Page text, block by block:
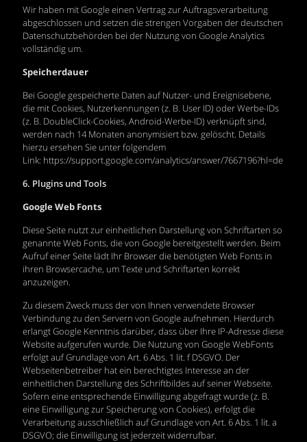
Wir haben mit Google einen Vertrag zur Auftragsverarbeitung
abgeschlossen und setzen die strengen Vorgaben der deutschen
Datenschutzbehörden bei der Nutzung von Google Analytics
vollständig um.
Speicherdauer
Bei Google gespeicherte Daten auf Nutzer- und Ereignisebene,
die mit Cookies, Nutzerkennungen (z. B. User ID) oder Werbe-IDs
(z. B. DoubleClick-Cookies, Android-Werbe-ID) verknüpft sind,
werden nach 14 Monaten anonymisiert bzw. gelöscht. Details
hierzu ersehen Sie unter folgendem
Link: https://support.google.com/analytics/answer/7667196?hl=de
6. Plugins und Tools
Google Web Fonts
Diese Seite nutzt zur einheitlichen Darstellung von Schriftarten so
genannte Web Fonts, die von Google bereitgestellt werden. Beim
Aufruf einer Seite lädt Ihr Browser die benötigten Web Fonts in
ihren Browsercache, um Texte und Schriftarten korrekt
anzuzeigen.
Zu diesem Zweck muss der von Ihnen verwendete Browser
Verbindung zu den Servern von Google aufnehmen. Hierdurch
erlangt Google Kenntnis darüber, dass über Ihre IP-Adresse diese
Website aufgerufen wurde. Die Nutzung von Google WebFonts
erfolgt auf Grundlage von Art. 6 Abs. 1 lit. f DSGVO. Der
Webseitenbetreiber hat ein berechtigtes Interesse an der
einheitlichen Darstellung des Schriftbildes auf seiner Webseite.
Sofern eine entsprechende Einwilligung abgefragt wurde (z. B.
eine Einwilligung zur Speicherung von Cookies), erfolgt die
Verarbeitung ausschließlich auf Grundlage von Art. 6 Abs. 1 lit. a
DSGVO; die Einwilligung ist jederzeit widerrufbar.